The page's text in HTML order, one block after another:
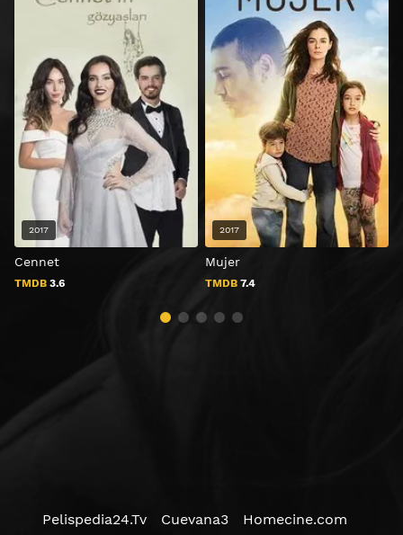
Cennet
TMDB 3.6
2017
Mujer
TMDB 7.4
2017
Pelispedia24.Tv Cuevana3 Homecine.com